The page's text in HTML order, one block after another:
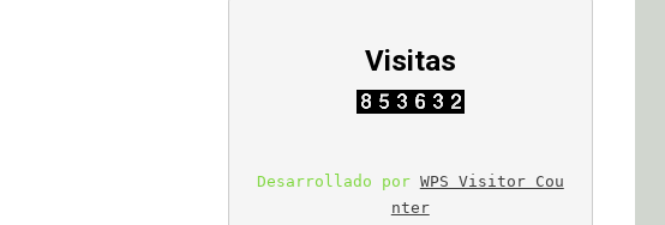
Visitas
Desarrollado por WPS Visitor Cou
nter